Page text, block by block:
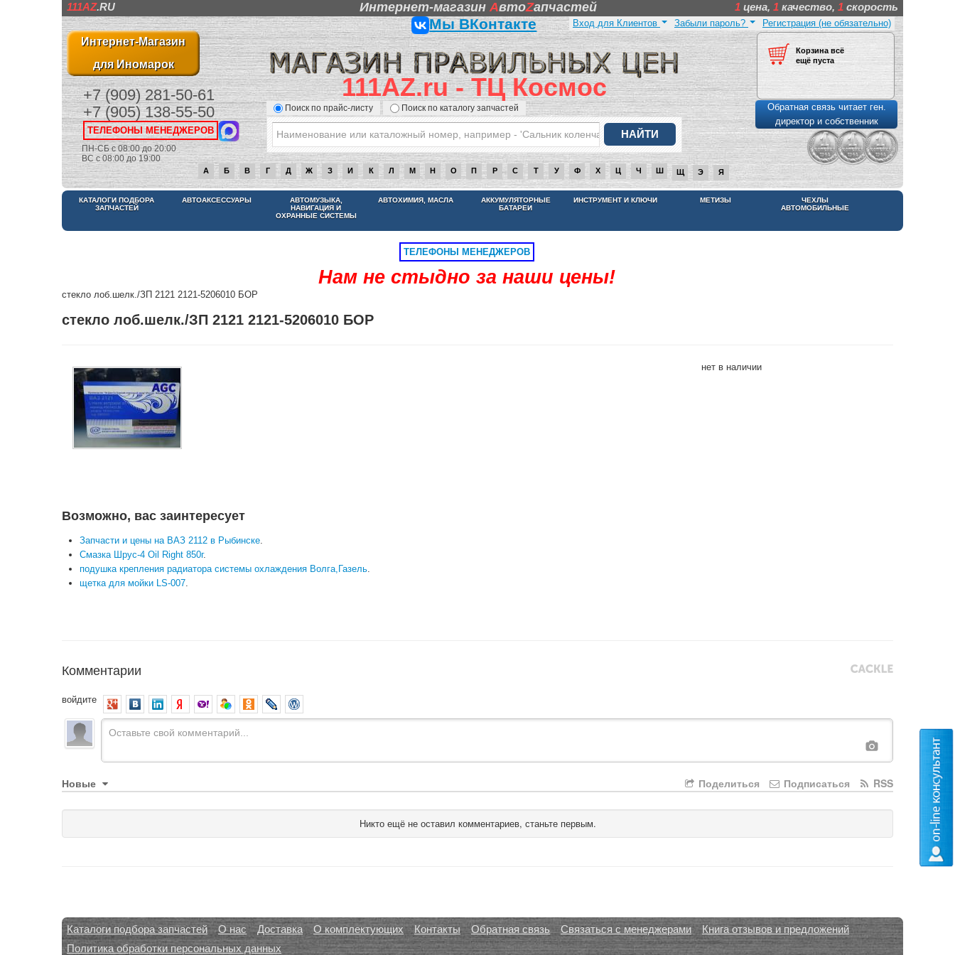
111AZ.RU Интернет-магазинAвтоZапчастей 1 цена, 1 качество, 1 скорость
Интернет-Магазин
для Иномарок
+7 (909) 281-50-61
+7 (905) 138-55-50
ТЕЛЕФОНЫ МЕНЕДЖЕРОВ
ПН-СБ с 08:00 до 20:00
ВС с 08:00 до 19:00
Мы ВКонтакте
111AZ.ru - ТЦ Космос
Поиск по прайс-листу Поиск по каталогу запчастей
Регистрация (не обязательно)
Забыли пароль?
Вход для Клиентов
Корзина всё
ещё пуста
Обратная связь читает ген.
директор и собственник
А Б В Г Д Ж З И К Л М Н О П Р С Т У Ф Х Ц Ч Ш Щ Э Я
НАМ НЕ СТЫДНО ЗА НАШИ ЦЕНЫ
КАТАЛОГИ ПОДБОРА
ЗАПЧАСТЕЙ
АВТОАКСЕССУАРЫ
АВТОМУЗЫКА,
НАВИГАЦИЯ И
ОХРАННЫЕ СИСТЕМЫ
АВТОХИМИЯ, МАСЛА
АККУМУЛЯТОРНЫЕ
БАТАРЕИ
ИНСТРУМЕНТ И КЛЮЧИ МЕТИЗЫ
ЧЕХЛЫ
АВТОМОБИЛЬНЫЕ
ТЕЛЕФОНЫ МЕНЕДЖЕРОВ
Нам не стыдно за наши цены!
стекло лоб.шелк./ЗП 2121 2121-5206010 БОР
стекло лоб.шелк./ЗП 2121 2121-5206010 БОР
нет в наличии
Возможно, вас заинтересует
Запчасти и цены на ВАЗ 2112 в Рыбинске.
Смазка Шрус-4 Oil Right 850г.
подушка крепления радиатора системы охлаждения Волга,Газель.
щетка для мойки LS-007.
Комментарии
войдите
Новые RSS
Подписаться
Поделиться
Никто ещё не оставил комментариев, станьте первым.
Каталоги подбора запчастей О нас Доставка О комплектующих Контакты Обратная связь Связаться с менеджерами
Книга отзывов и предложений
Политика обработки персональных данных